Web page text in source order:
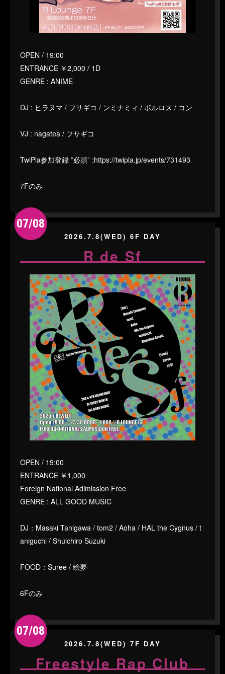
OPEN / 19:00
ENTRANCE ￥2,000 / 1D
GENRE : ANIME
DJ : ヒラヌマ / フサギコ / ンミナミィ / ボルロス / コン
VJ : nagatea / フサギコ
TwiPla参加登録 ”必須” :https://twipla.jp/events/731493
7Fのみ
07/08
2026.7.8(WED) 6F DAY
R de Sf
OPEN / 19:00
ENTRANCE ￥1,000
Foreign National Adimission Free
GENRE : ALL GOOD MUSIC
DJ：Masaki Tanigawa / tom2 / Aoha / HAL the Cygnus / t
aniguchi / Shuichiro Suzuki
FOOD：Suree / 絵夢
6Fのみ
07/08
2026.7.8(WED) 7F DAY
Freestyle Rap Club